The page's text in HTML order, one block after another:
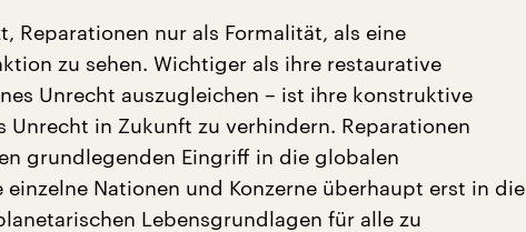
Reparationen nur als Formalität, als eine
zu sehen. Wichtiger als ihre restaurative
Unrecht auszugleichen – ist ihre konstruktive
Unrecht in Zukunft zu verhindern. Reparationen
grundlegenden Eingriff in die globalen
Nationen und Konzerne überhaupt erst in die
Lebensgrundlagen für alle zu